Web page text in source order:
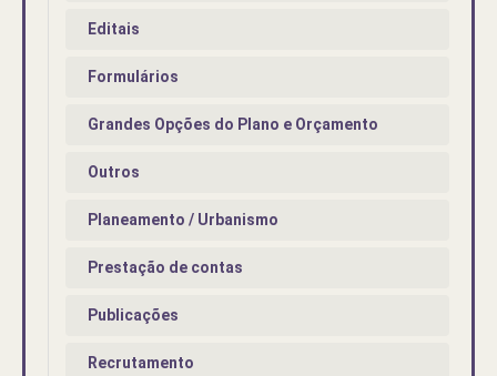
Editais
Formulários
Grandes Opções do Plano e Orçamento
Outros
Planeamento / Urbanismo
Prestação de contas
Publicações
Recrutamento